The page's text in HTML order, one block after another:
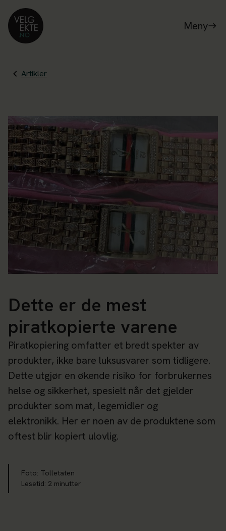
Meny
Artikler
Dette er de mest
piratkopierte varene
Piratkopiering omfatter et bredt spekter av
produkter, ikke bare luksusvarer som tidligere.
Dette utgjør en økende risiko for forbrukernes
helse og sikkerhet, spesielt når det gjelder
produkter som mat, legemidler og
elektronikk. Her er noen av de produktene som
oftest blir kopiert ulovlig.
Foto: Tolletaten
Lesetid: 2 minutter